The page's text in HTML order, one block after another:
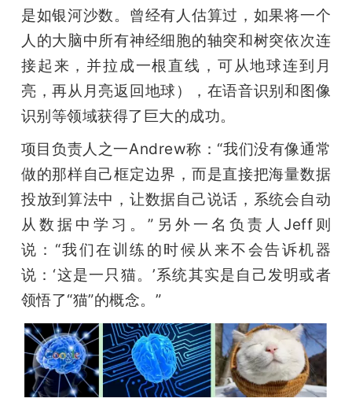
是如银河沙数。曾经有人估算过，如果将一个
人的大脑中所有神经细胞的轴突和树突依次连
接起来，并拉成一根直线，可从地球连到月
亮，再从月亮返回地球），在语音识别和图像
识别等领域获得了巨大的成功。
项目负责人之一Andrew称：“我们没有像通常
做的那样自己框定边界，而是直接把海量数据
投放到算法中，让数据自己说话，系统会自动
从数据中学习。”另外一名负责人Jeff则
说：“我们在训练的时候从来不会告诉机器
说：‘这是一只猫。’系统其实是自己发明或者
领悟了“猫”的概念。”